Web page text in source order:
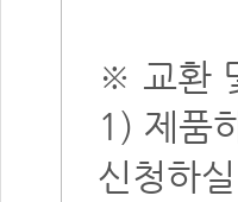
※ 교환
1) 제품
신청하